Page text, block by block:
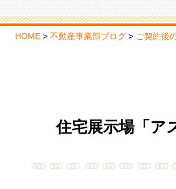
HOME> 不動産事業部ブログ> ご契約後
住宅展示場「ア